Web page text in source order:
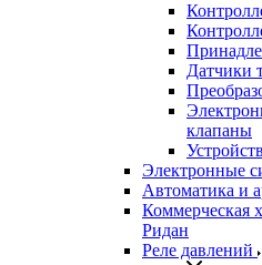
Датчики
клапаны
Электронные
Автоматика и
Коммерческая
Ридан
Реле давлений